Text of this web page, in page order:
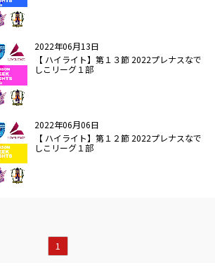
2022年06月13日
【 ハイライト】第１３節 2022プレナスなで
しこリーグ１部
2022年06月06日
【 ハイライト】第１２節 2022プレナスなで
しこリーグ１部
1